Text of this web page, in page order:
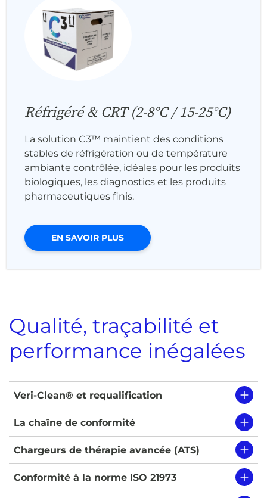
Réfrigéré & CRT (2-8°C / 15-25°C)
La solution C3™ maintient des conditions
stables de réfrigération ou de température
ambiante contrôlée, idéales pour les produits
biologiques, les diagnostics et les produits
pharmaceutiques finis.
EN SAVOIR PLUS
Qualité, traçabilité et
performance inégalées
Veri-Clean® et requalification
La chaîne de conformité
Chargeurs de thérapie avancée (ATS)
Conformité à la norme ISO 21973